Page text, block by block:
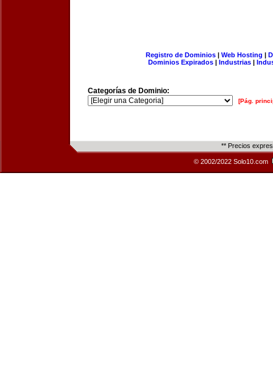
Registro de Dominios| Web Hosting |
Dominios Expirados | Industrias |
Categorías de Dominio:
[Pág.
** Precios
© 2002/2022 Solo10.com